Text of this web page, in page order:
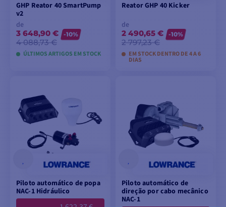
GHP Reator 40 SmartPump
v2
de
3 648,90 €
4 088,73 €
-10%
ÚLTIMOS ARTIGOS EM STOCK
Reator GHP 40 Kicker
de
2 490,65 €
2 797,23 €
-10%
EM STOCK DENTRO DE 4 A 6
DIAS
Piloto automático de popa
NAC-1 Hidráulico
Piloto automático de
direção por cabo mecânico
NAC-1